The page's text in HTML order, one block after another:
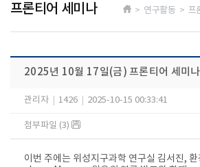
프론티어 세미나 > 연구활동 > 프
2025년 10월 17일(금) 프론티어 세미나
관리자 1426 2025-10-15 00:33:41
첨부파일 (3)
이번 주에는 위성지구과학 연구실 김서진,